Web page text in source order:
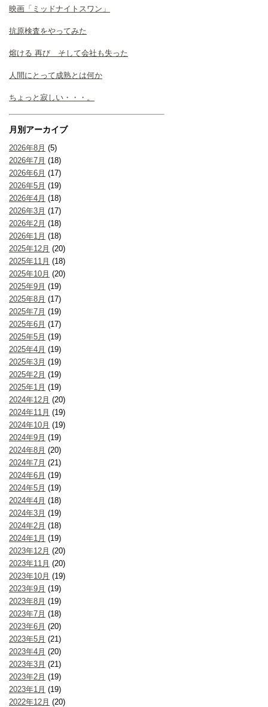
映画「ミッドナイトスワン」
抗原検査をやってみた
熔ける 再び そして会社も失った
人間にとって成熟とは何か
ちょっと寂しい・・・。
月別アーカイブ
2026年8月 (5)
2026年7月 (18)
2026年6月 (17)
2026年5月 (19)
2026年4月 (18)
2026年3月 (17)
2026年2月 (18)
2026年1月 (18)
2025年12月 (20)
2025年11月 (18)
2025年10月 (20)
2025年9月 (19)
2025年8月 (17)
2025年7月 (19)
2025年6月 (17)
2025年5月 (19)
2025年4月 (19)
2025年3月 (19)
2025年2月 (19)
2025年1月 (19)
2024年12月 (20)
2024年11月 (19)
2024年10月 (19)
2024年9月 (19)
2024年8月 (20)
2024年7月 (21)
2024年6月 (19)
2024年5月 (19)
2024年4月 (18)
2024年3月 (19)
2024年2月 (18)
2024年1月 (19)
2023年12月 (20)
2023年11月 (20)
2023年10月 (19)
2023年9月 (19)
2023年8月 (19)
2023年7月 (18)
2023年6月 (20)
2023年5月 (21)
2023年4月 (20)
2023年3月 (21)
2023年2月 (19)
2023年1月 (19)
2022年12月 (20)